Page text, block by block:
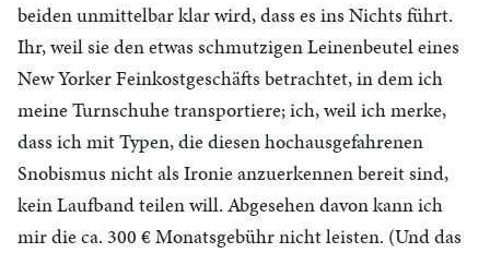
beiden unmittelbar klar wird, dass es ins Nichts führt.
Ihr, weil sie den etwas schmutzigen Leinenbeutel eines
New Yorker Feinkostgeschäfts betrachtet, in dem ich
meine Turnschuhe transportiere; ich, weil ich merke,
dass ich mit Typen, die diesen hochausgefahrenen
Snobismus nicht als Ironie anzuerkennen bereit sind,
kein Laufband teilen will. Abgesehen davon kann ich
mir die ca. 300 € Monatsgebühr nicht leisten. (Und das